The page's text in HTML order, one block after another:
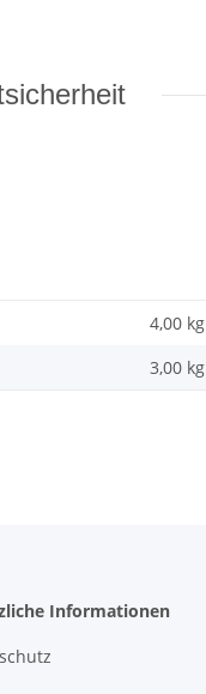
4,00 kg
3,00 kg
Informationen